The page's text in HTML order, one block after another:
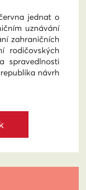
jednat o
uznávání
zahraničních
rodičovských
spravedlnosti
návrh